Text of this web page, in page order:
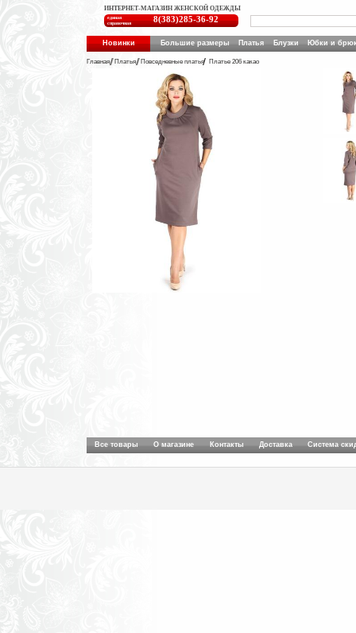
ИНТЕРНЕТ-МАГАЗИН ЖЕНСКОЙ ОДЕЖДЫ
единая
справочная
8(383)285-36-92
Новинки Большие размеры Платья Блузки Юбки и
Главная Платья Повседневные платья Платье 206 какао
Все товары О магазине Контакты Доставка Система